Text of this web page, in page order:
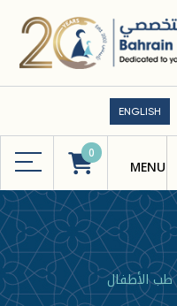
ENGLISH
0
طب الأطفال